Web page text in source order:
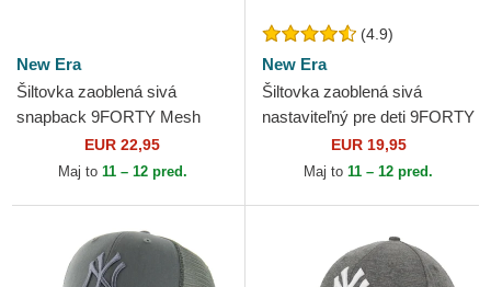
New Era
Šiltovka zaoblená sivá
snapback 9FORTY Mesh
Flawless New York Yankees
MLB New Era
EUR 22,95
Maj to 11 – 12 pred.
(4.9)
New Era
Šiltovka zaoblená sivá
nastaviteľný pre deti 9FORTY
Essential New York Yankees
MLB New Era
EUR 19,95
Maj to 11 – 12 pred.